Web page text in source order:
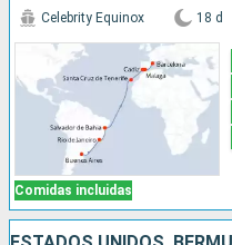
Comidas incluidas
Celebrity Equinox 18 d